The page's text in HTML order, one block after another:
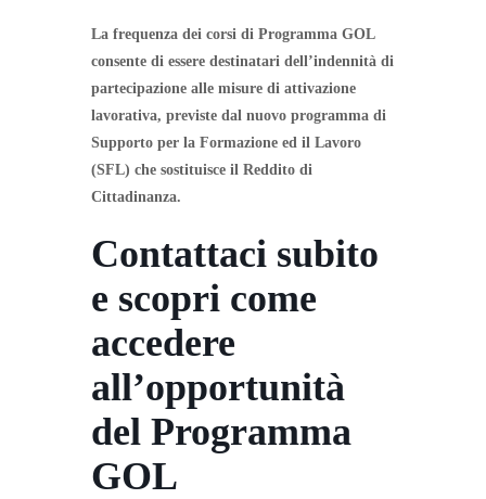
La frequenza dei corsi di Programma GOL
consente di essere destinatari dell’indennità di
partecipazione alle misure di attivazione
lavorativa, previste dal nuovo programma di
Supporto per la Formazione ed il Lavoro
(SFL) che sostituisce il Reddito di
Cittadinanza.
Contattaci subito
e scopri come
accedere
all’opportunità
del Programma
GOL